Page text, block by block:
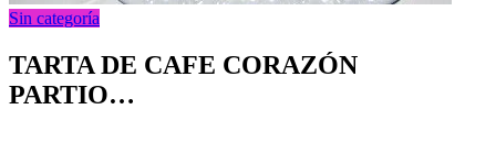
Sin categoría
TARTA DE CAFE CORAZÓN
PARTIO…